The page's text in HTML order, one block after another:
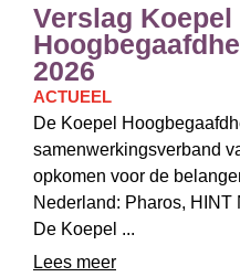
ACTUEEL
Verslag Koepel
2026
De Koepel
samenwerkingsverband
opkomen voor de
Nederland: Pharos,
De Koepel ...
Lees meer